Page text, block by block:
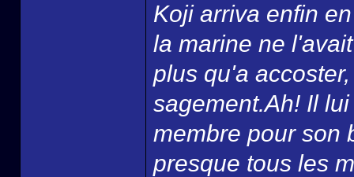
Koji arriva enfin
la marine ne
plus qu'a
sagement.Ah! Il
membre pour son
presque tous les